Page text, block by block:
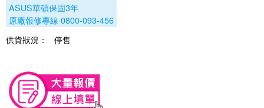
ASUS華碩保固3年
原廠報修專線 0800-093-456
供貨狀況：
停售